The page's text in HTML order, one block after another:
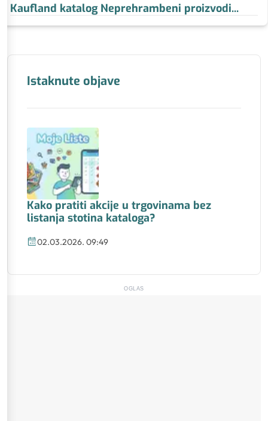
Kaufland katalog Neprehrambeni proizvodi...
Istaknute objave
Kako pratiti akcije u trgovinama bez
listanja stotina kataloga?
02.03.2026. 09:49
OGLAS